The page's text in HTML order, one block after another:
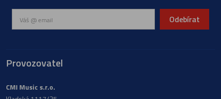
Odebírat
Provozovatel
CMI Music s.r.o.